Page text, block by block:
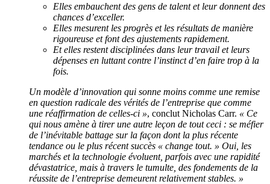
Elles embauchent des gens de talent et leur donnent des
chances d’exceller.
Elles mesurent les progrès et les résultats de manière
rigoureuse et font des ajustements rapidement.
Et elles restent disciplinées dans leur travail et leurs
dépenses en luttant contre l’instinct d’en faire trop à la
fois.
Un modèle d’innovation qui sonne moins comme une remise
en question radicale des vérités de l’entreprise que comme
une réaffirmation de celles-ci », conclut Nicholas Carr. « Ce
qui nous amène à tirer une autre leçon de tout ceci : se méfier
de l’inévitable battage sur la façon dont la plus récente
tendance ou le plus récent succès « change tout. » Oui, les
marchés et la technologie évoluent, parfois avec une rapidité
dévastatrice, mais à travers le tumulte, des fondements de la
réussite de l’entreprise demeurent relativement stables. »